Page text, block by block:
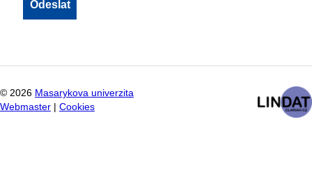
© 2026 Masarykova univerzita
Webmaster
Cookies